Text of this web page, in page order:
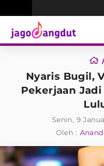
Nyaris Bugil,
Pekerjaan
Senin, 9
Oleh :